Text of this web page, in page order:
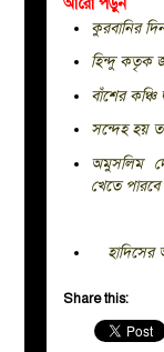
কুরবানির
হিন্দু কতৃক
বাঁশের কঞ্চি
সন্দেহ হয়
অমুসলিম
খেতে পারবে
Share this: